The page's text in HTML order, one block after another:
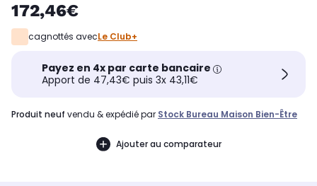
172,46€
cagnottés avecLe Club+
Payez en 4x par carte bancaire
Apport de 47,43€ puis 3x 43,11€
produit neuf vendu & expédié par Stock Bureau Maison Bien-Être
Ajouter au comparateur